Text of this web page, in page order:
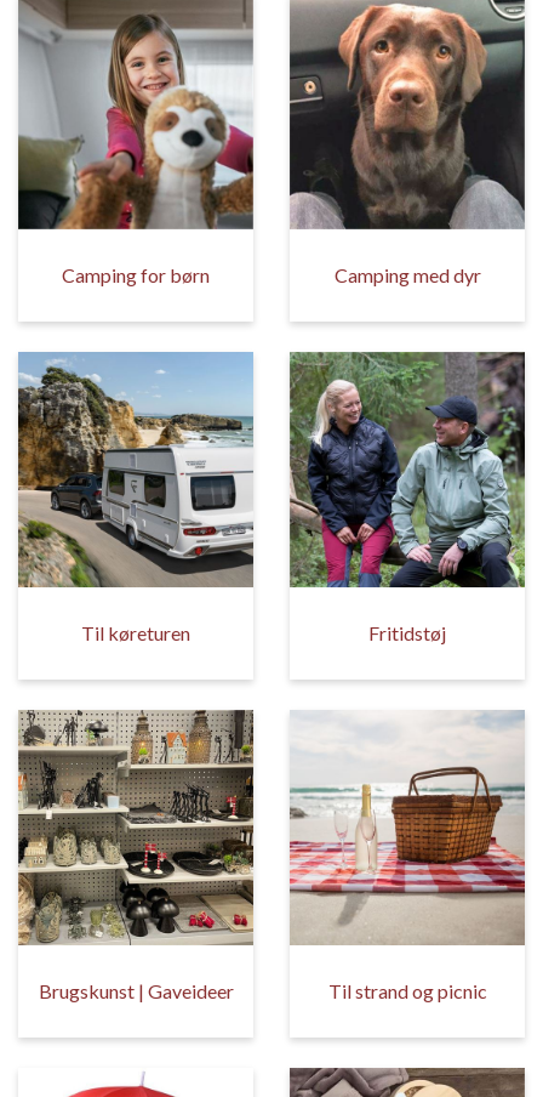
Camping for børn Camping med dyr
Til køreturen Fritidstøj
Brugskunst | Gaveideer Til strand og picnic